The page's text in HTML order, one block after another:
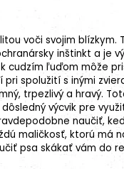
voči svojim blízkym.
inštinkt a je
cudzím ľuďom môže
spolužití s inými
trpezlivý a hravý.
výcvik pre
naučiť,
maličkosť, ktorú má
psa skákať vám do